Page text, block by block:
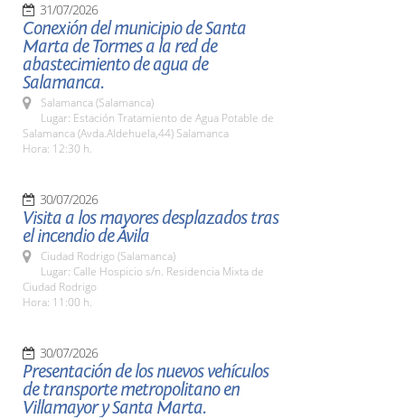
31/07/2026
Conexión del municipio de Santa
Marta de Tormes a la red de
abastecimiento de agua de
Salamanca.
Salamanca (Salamanca)
Lugar: Estación Tratamiento de Agua Potable de
Salamanca (Avda.Aldehuela,44) Salamanca
Hora: 12:30 h.
30/07/2026
Visita a los mayores desplazados tras
el incendio de Ávila
Ciudad Rodrigo (Salamanca)
Lugar: Calle Hospicio s/n. Residencia Mixta de
Ciudad Rodrigo
Hora: 11:00 h.
30/07/2026
Presentación de los nuevos vehículos
de transporte metropolitano en
Villamayor y Santa Marta.